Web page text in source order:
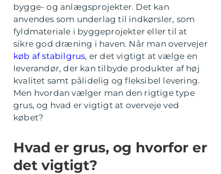
bygge- og anlægsprojekter. Det kan
anvendes som underlag til indkørsler, som
fyldmateriale i byggeprojekter eller til at
sikre god dræning i haven. Når man overvejer
køb af stabilgrus, er det vigtigt at vælge en
leverandør, der kan tilbyde produkter af høj
kvalitet samt pålidelig og fleksibel levering.
Men hvordan vælger man den rigtige type
grus, og hvad er vigtigt at overveje ved
købet?
Hvad er grus, og hvorfor er
det vigtigt?